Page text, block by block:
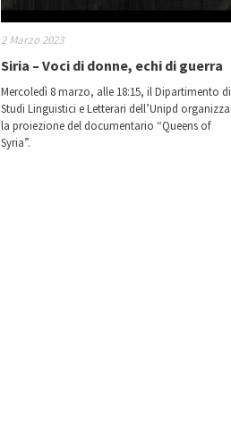
2 Marzo 2023
Siria – Voci di donne, echi di guerra
Mercoledì 8 marzo, alle 18:15, il Dipartimento di
Studi Linguistici e Letterari dell’Unipd organizza
la proiezione del documentario “Queens of
Syria”.